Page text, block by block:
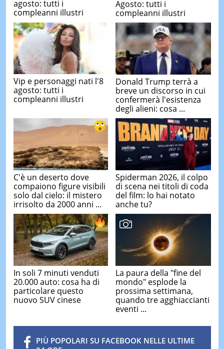
agosto: tutti i
compleanni illustri
Agosto: tutti i
compleanni illustri
Vip e personaggi nati l'8
agosto: tutti i
compleanni illustri
Donald Trump terrà a
breve un discorso in cui
confermerà l'esistenza
degli alieni: cosa ...
C'è un deserto dove
compaiono figure visibili
solo dal cielo: il mistero
irrisolto da 2000 anni ...
Spiderman 2026, il colpo
di scena nei titoli di coda
del film: lo hai notato
anche tu?
In soli 7 minuti venduti
20.000 auto: cosa ha di
particolare questo
nuovo SUV cinese
La paura della "fine del
mondo" esplode la
prossima settimana,
quando tre agghiaccianti
eventi ...
PIÙ POPOLARI SU FACEBOOK NELLE ULTIME